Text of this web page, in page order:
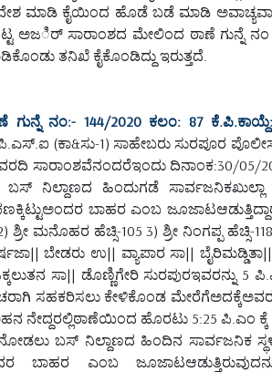
ಮಾಡಿ ಕೈಯಿಂದ ಹೊಡೆ ಬಡೆ ಮಾಡಿ
ಅಜರ್ಿ ಸಾರಾಂಶದ ಮೇಲಿಂದ ಠಾಣೆ ಗುನ್ನೆ ನಂ
ತನಿಖೆ ಕೈಕೊಂಡಿದ್ದು ಇರುತ್ತದೆ.
ನಂ:- 144/2020 ಕಲಂ: 87
ಪಿ.ಎಸ್.ಐ (ಕಾ&ಸು-1) ಸಾಹೇಬರು ಸುರಪೂರ
ಸಾರಾಂಶವೆನಂದರೆಇಂದು ದಿನಾಂಕ:30/05/
ಬಸ್ ನಿಲ್ದಾಣದ ಹಿಂದುಗಡೆ
ಬಾಹರ ಎಂಬ
ಶ್ರೀ ಮನೊಹರ ಹೆಚ್ಸಿ-105 3) ಶ್ರೀ ನಿಂಗಪ್ಪ
ಬೇಡರು ಉ|| ವ್ಯಾಪಾರ ಸಾ||
ಸಾ|| ಡೊಣ್ಣಿಗೇರಿ ಸುರಪುರಇವರನ್ನು
ಸಹಕರಿಸಲು ಕೇಳಿಕೊಂಡ
ನೇದ್ದರಲ್ಲಿಠಾಣೆಯಿಂದ ಹೊರಟು 5:25 ಪಿ.ಎಂ
ಬಸ್ ನಿಲ್ದಾಣದ ಹಿಂದಿನ ಸಾರ್ವಜನಿಕ
ಬಾಹರ ಎಂಬ